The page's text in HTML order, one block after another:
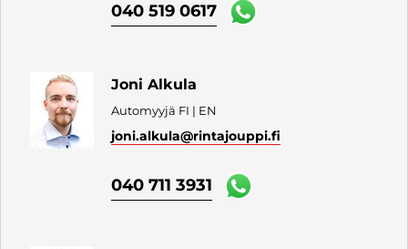
040 519 0617
Joni Alkula
Automyyjä FI | EN
joni.alkula@rintajouppi.fi
040 711 3931